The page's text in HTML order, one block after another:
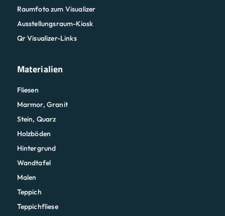
Raumfoto zum Visualizer
Ausstellungsraum-Kiosk
Qr Visualizer-Links
Materialien
Fliesen
Marmor, Granit
Stein, Quarz
Holzböden
Hintergrund
Wandtafel
Malen
Teppich
Teppichfliese